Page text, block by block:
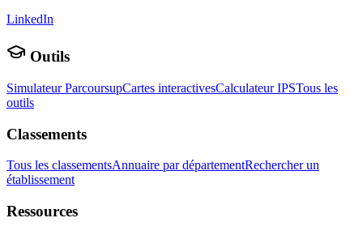
LinkedIn
Outils
Simulateur ParcoursupCartes interactivesCalculateur IPSTous les
outils
Classements
Tous les classementsAnnuaire par départementRechercher un
établissement
Ressources